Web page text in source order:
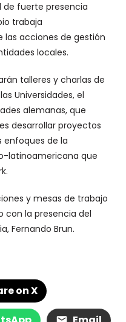
de fuerte presencia
trabaja
acciones de gestión
locales.
talleres y charlas de
Universidades, el
alemanas, que
desarrollar proyectos
enfoques de la
latinoamericana que
y mesas de trabajo
con la presencia del
Fernando Brun.
on X